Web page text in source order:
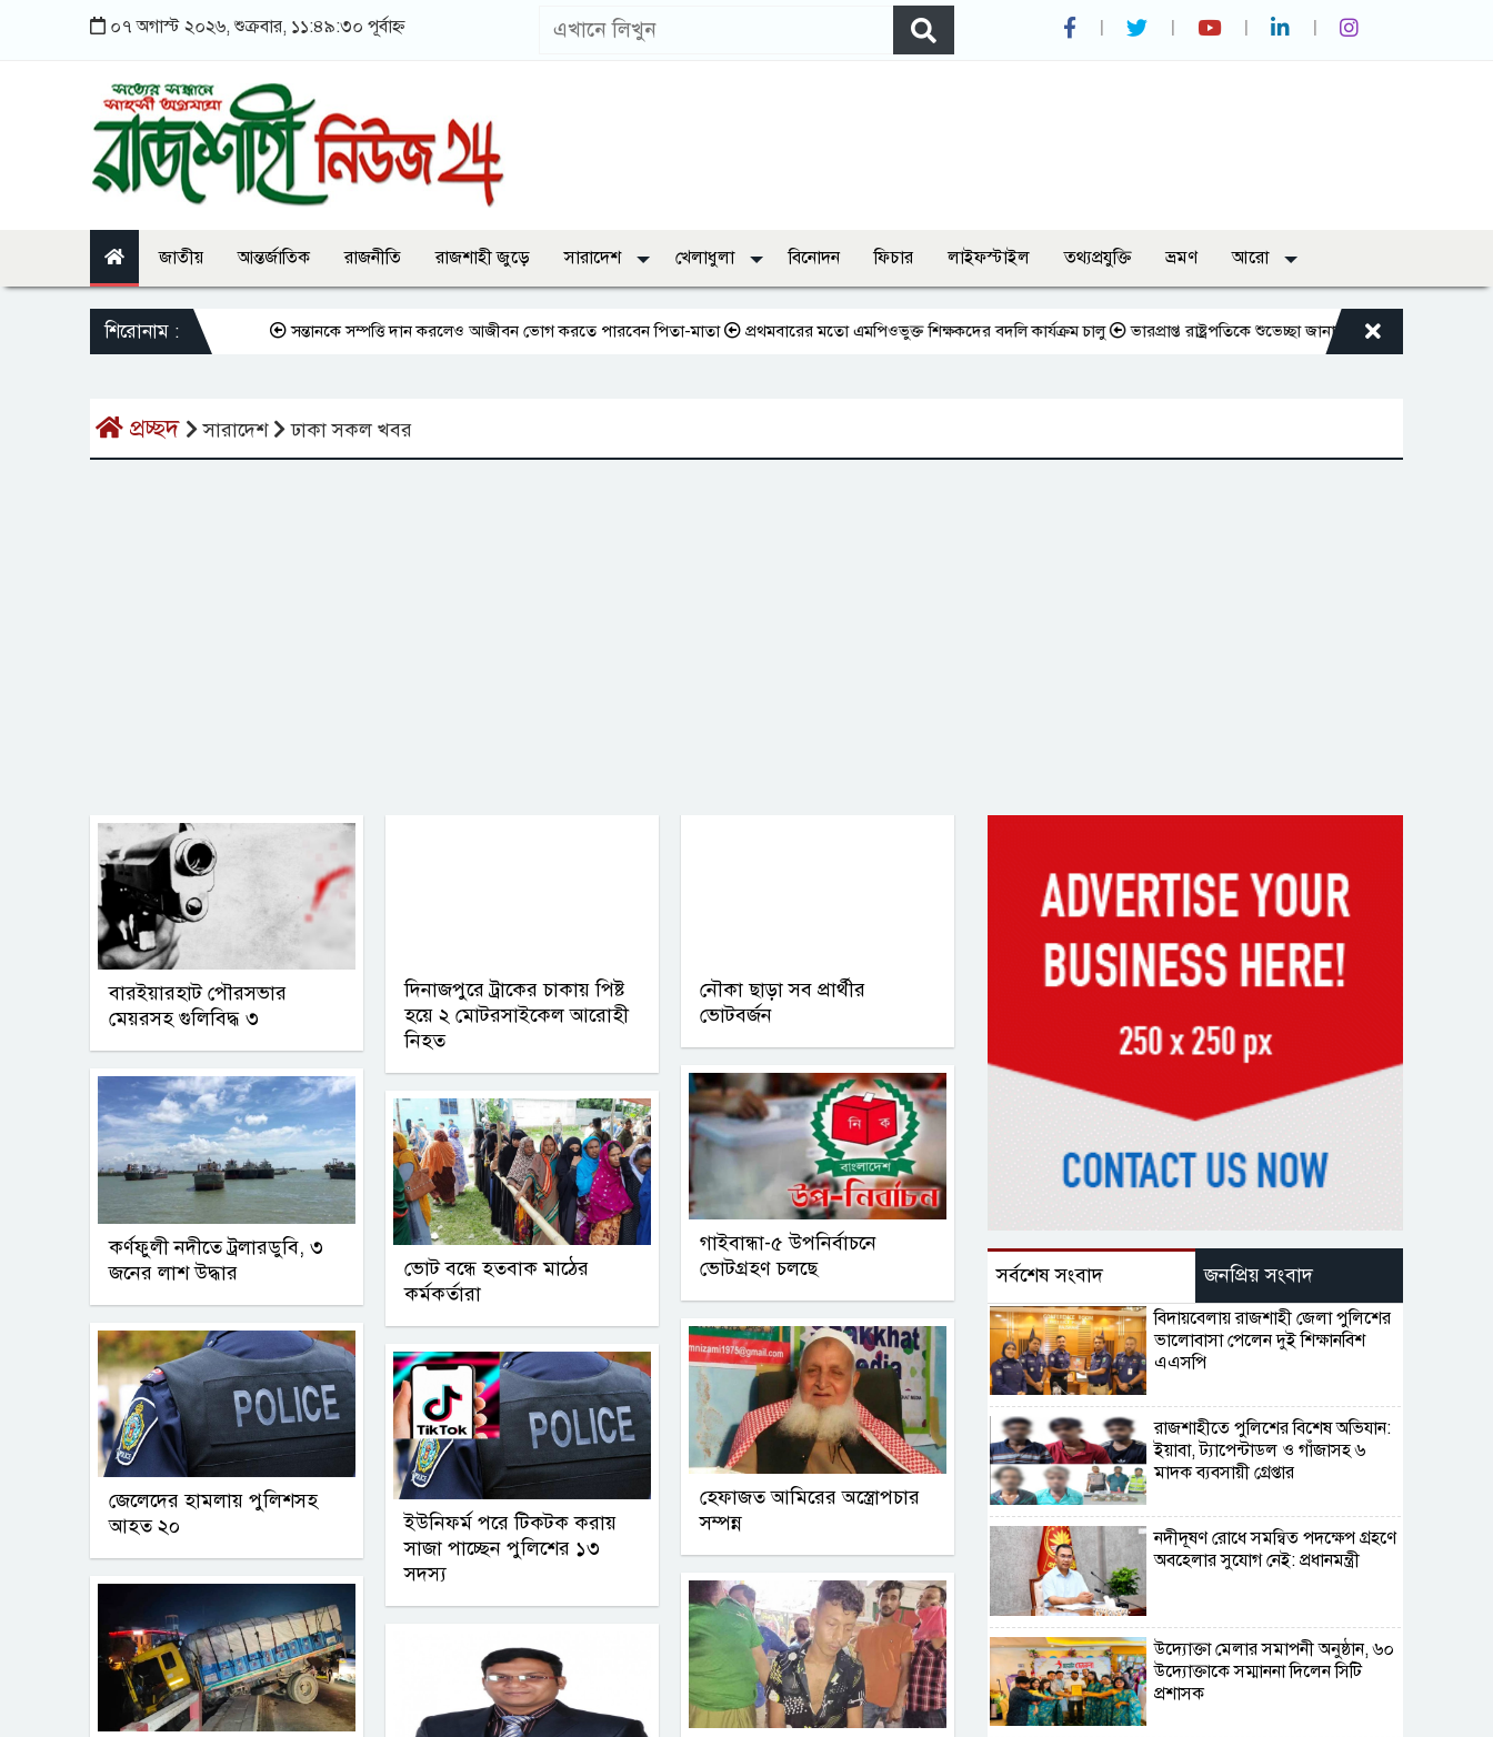
০৭ অগাস্ট ২০২৬, শুক্রবার, ১১:৪৯:৩০ পূর্বাহ্ন
জাতীয় আন্তর্জাতিক রাজনীতি রাজশাহী জুড়ে সারাদেশ খেলাধুলা বিনোদন ফিচার লাইফস্টাইল তথ্যপ্রযুক্তি ভ্রমণ আরো
শিরোনাম : সন্তানকে সম্পত্তি দান করলেও আজীবন ভোগ করতে পারবেন পিতা-মাতা প্রথমবারের মতো এমপিওভুক্ত শিক্ষকদের বদলি কার্যক্রম চালু ভারপ্রাপ্ত রাষ্ট্রপতিকে শুভেচ্ছা জানালেন রাসিক প্রশাসক মাহফুজুর
প্রচ্ছদ সারাদেশ ঢাকা সকল খবর
বারইয়ারহাট পৌরসভার
মেয়রসহ গুলিবিদ্ধ ৩
কর্ণফুলী নদীতে ট্রলারডুবি, ৩
জনের লাশ উদ্ধার
জেলেদের হামলায় পুলিশসহ
আহত ২০
দিনাজপুরে ট্রাকের চাকায় পিষ্ট
হয়ে ২ মোটরসাইকেল আরোহী
নিহত
ভোট বন্ধে হতবাক মাঠের
কর্মকর্তারা
ইউনিফর্ম পরে টিকটক করায়
সাজা পাচ্ছেন পুলিশের ১৩
সদস্য
নৌকা ছাড়া সব প্রার্থীর
ভোটবর্জন
গাইবান্ধা-৫ উপনির্বাচনে
ভোটগ্রহণ চলছে
হেফাজত আমিরের অস্ত্রোপচার
সম্পন্ন
সর্বশেষ সংবাদ জনপ্রিয় সংবাদ
বিদায়বেলায় রাজশাহী জেলা পুলিশের
ভালোবাসা পেলেন দুই শিক্ষানবিশ
এএসপি
রাজশাহীতে পুলিশের বিশেষ অভিযান:
ইয়াবা, ট্যাপেন্টাডল ও গাঁজাসহ ৬
মাদক ব্যবসায়ী গ্রেপ্তার
নদীদূষণ রোধে সমন্বিত পদক্ষেপ গ্রহণে
অবহেলার সুযোগ নেই: প্রধানমন্ত্রী
উদ্যোক্তা মেলার সমাপনী অনুষ্ঠান, ৬০
উদ্যোক্তাকে সম্মাননা দিলেন সিটি
প্রশাসক